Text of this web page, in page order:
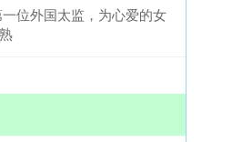
位外国太监，为心爱的女